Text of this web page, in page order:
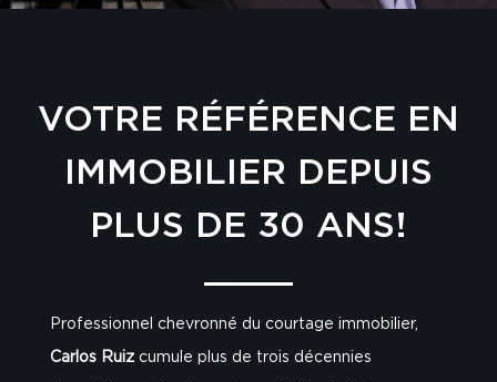
VOTRE RÉFÉRENCE EN
IMMOBILIER DEPUIS
PLUS DE 30 ANS!
Professionnel chevronné du courtage immobilier,
Carlos Ruiz cumule plus de trois décennies